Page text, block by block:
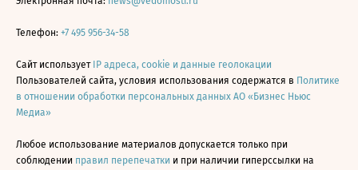
Телефон: +7 495 956-34-58
Сайт использует IP адреса, cookie и данные геолокации
Пользователей сайта, условия использования содержатся в Политике
в отношении обработки персональных данных АО «Бизнес Ньюс
Медиа»
Любое использование материалов допускается только при
соблюдении правил перепечатки и при наличии гиперссылки на